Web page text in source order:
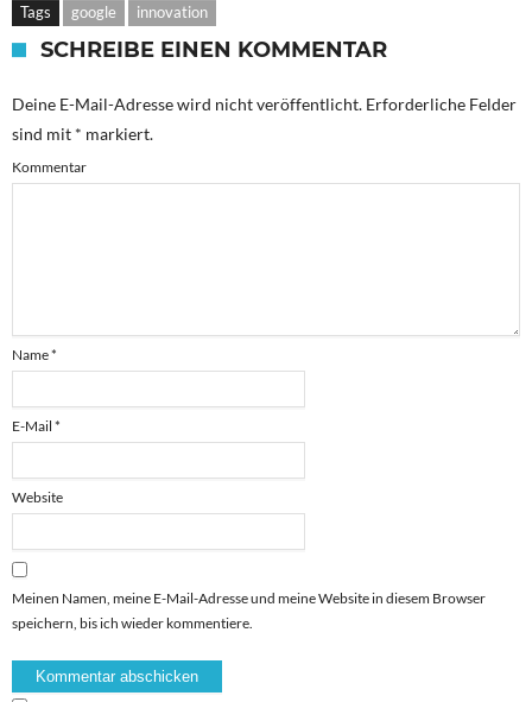
Tags google innovation
SCHREIBE EINEN KOMMENTAR
Deine E-Mail-Adresse wird nicht veröffentlicht. Erforderliche Felder
sind mit * markiert.
Kommentar
Name*
E-Mail *
Website
Meinen Namen, meine E-Mail-Adresse und meine Website in diesem Browser
speichern, bis ich wieder kommentiere.